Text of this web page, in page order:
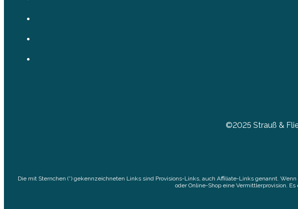
©2025 Strauß &
Die mit Sternchen (*) gekennzeichneten Links sind Provisions-Links, auch Affiliate-Links genannt.
oder Online-Shop eine Vermittlerprovision.